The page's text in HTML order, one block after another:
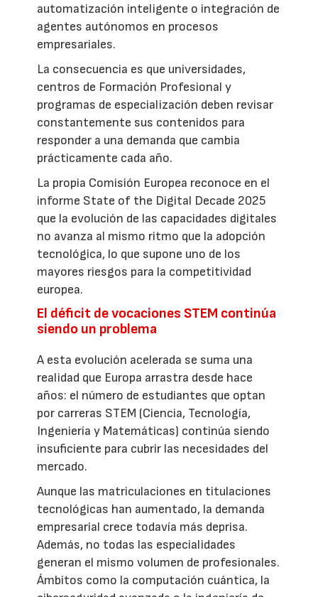
automatización inteligente o integración de
agentes autónomos en procesos
empresariales.
La consecuencia es que universidades,
centros de Formación Profesional y
programas de especialización deben revisar
constantemente sus contenidos para
responder a una demanda que cambia
prácticamente cada año.
La propia Comisión Europea reconoce en el
informe State of the Digital Decade 2025
que la evolución de las capacidades digitales
no avanza al mismo ritmo que la adopción
tecnológica, lo que supone uno de los
mayores riesgos para la competitividad
europea.
El déficit de vocaciones STEM continúa
siendo un problema
A esta evolución acelerada se suma una
realidad que Europa arrastra desde hace
años: el número de estudiantes que optan
por carreras STEM (Ciencia, Tecnología,
Ingeniería y Matemáticas) continúa siendo
insuficiente para cubrir las necesidades del
mercado.
Aunque las matriculaciones en titulaciones
tecnológicas han aumentado, la demanda
empresarial crece todavía más deprisa.
Además, no todas las especialidades
generan el mismo volumen de profesionales.
Ámbitos como la computación cuántica, la